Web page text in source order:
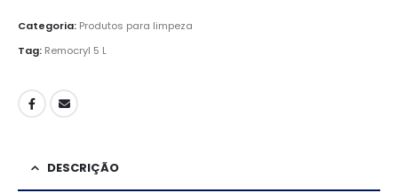
Categoria: Produtos para limpeza
Tag: Remocryl 5 L
DESCRIÇÃO